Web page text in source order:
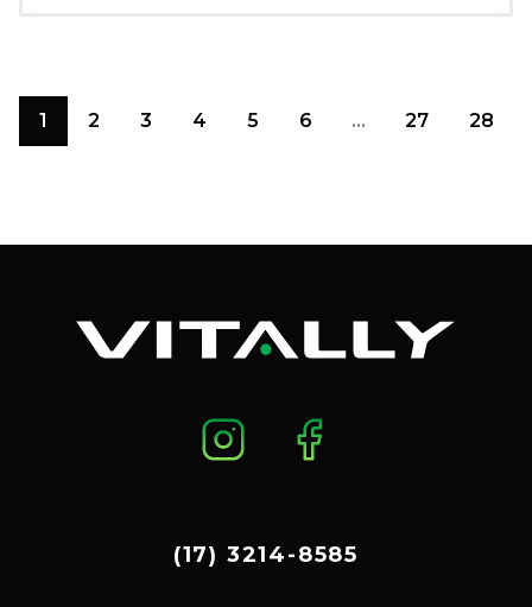
1 2 3 4 5 6 ... 27 28
(17) 3214-8585